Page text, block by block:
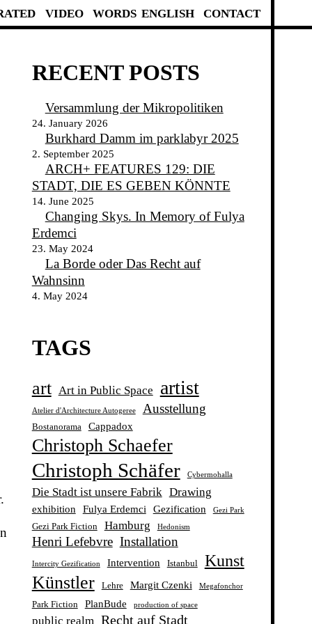
VIDEO WORDS ENGLISH CONTACT
RECENT POSTS
Versammlung der Mikropolitiken
24. January 2026
Burkhard Damm im parklabyr 2025
2. September 2025
ARCH+ FEATURES 129: DIE
STADT, DIE ES GEBEN KÖNNTE
14. June 2025
Changing Skys. In Memory of Fulya
Erdemci
23. May 2024
La Borde oder Das Recht auf
Wahnsinn
4. May 2024
TAGS
art Art in Public Space artist
Atelier d'Architecture Autogeree Ausstellung
Bostanorama Cappadox
Christoph Schaefer
Christoph Schäfer Cybermohalla
Die Stadt ist unsere Fabrik Drawing
exhibition Fulya Erdemci Gezification Gezi Park
Gezi Park Fiction Hamburg Hedonism
Henri Lefebvre Installation
Intercity Gezification Intervention Istanbul Kunst
Künstler Lehre Margit Czenki Megafonchor
Park Fiction PlanBude production of space
public realm Recht auf Stadt